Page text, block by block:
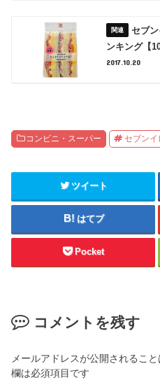
セブ
ンキング【10
2017.10.20
コンビニ・スーパー セブンイ
ツイート
はてブ
Pocket
コメントを残す
メールアドレスが公開されること
欄は必須項目です